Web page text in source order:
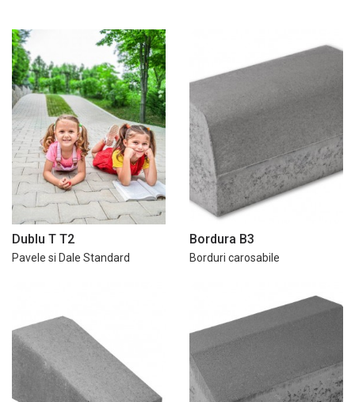
Dublu T T2
Pavele si Dale Standard
Bordura B3
Borduri carosabile